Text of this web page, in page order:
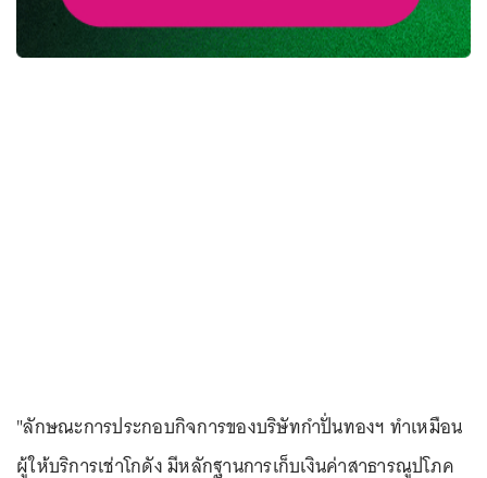
"ลักษณะการประกอบกิจการของบริษัทกำปั่นทองฯ ทำเหมือน
ผู้ให้บริการเช่าโกดัง มีหลักฐานการเก็บเงินค่าสาธารณูปโภค